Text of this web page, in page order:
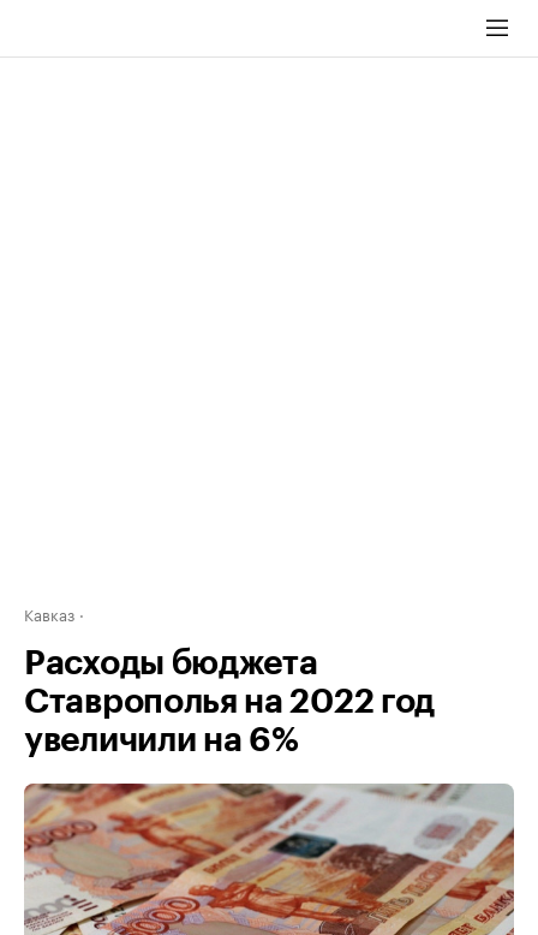
Кавказ
Расходы бюджета
Ставрополья на 2022 год
увеличили на 6%